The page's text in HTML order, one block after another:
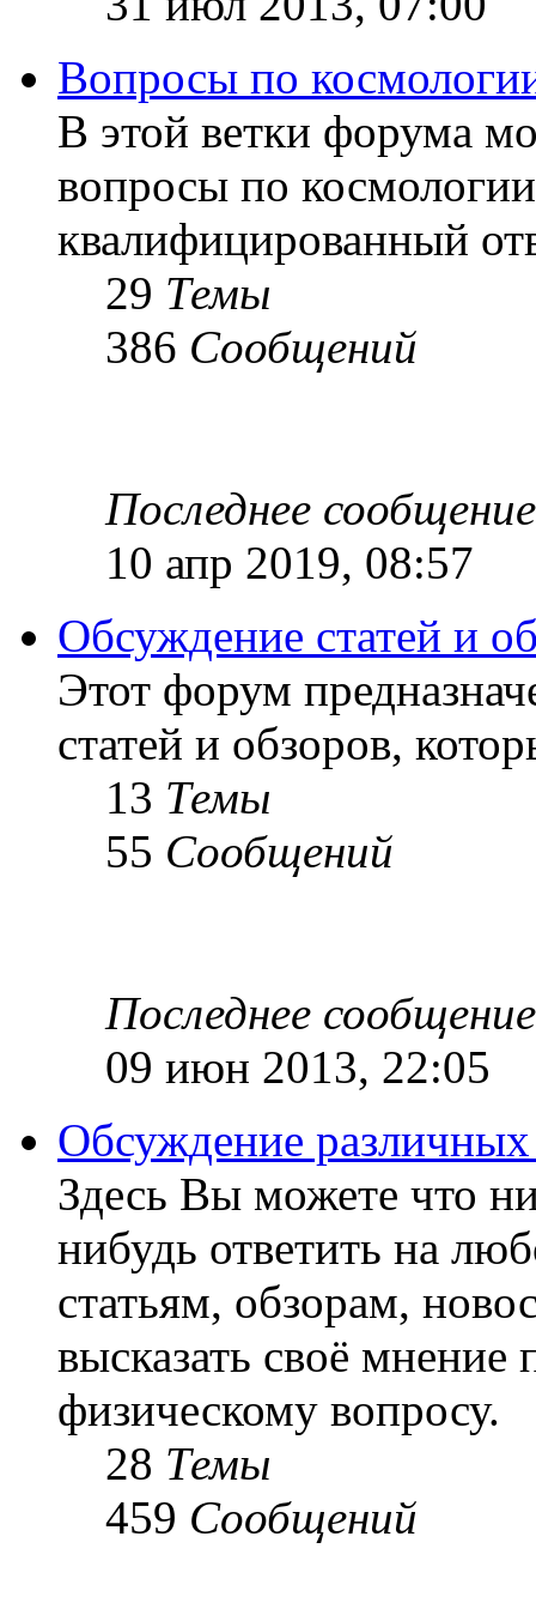
Вопросы по
В этой ветки форума
вопросы по
квалифицированный
29 Темы
386 Сообщений
Последнее сообщение
10 апр 2019, 08:57
Обсуждение статей и
Этот форум
статей и обзоров,
13 Темы
55 Сообщений
Последнее сообщение
09 июн 2013, 22:05
Обсуждение
Здесь Вы можете что
нибудь ответить на
статьям, обзорам,
высказать своё
физическому вопросу.
28 Темы
459 Сообщений